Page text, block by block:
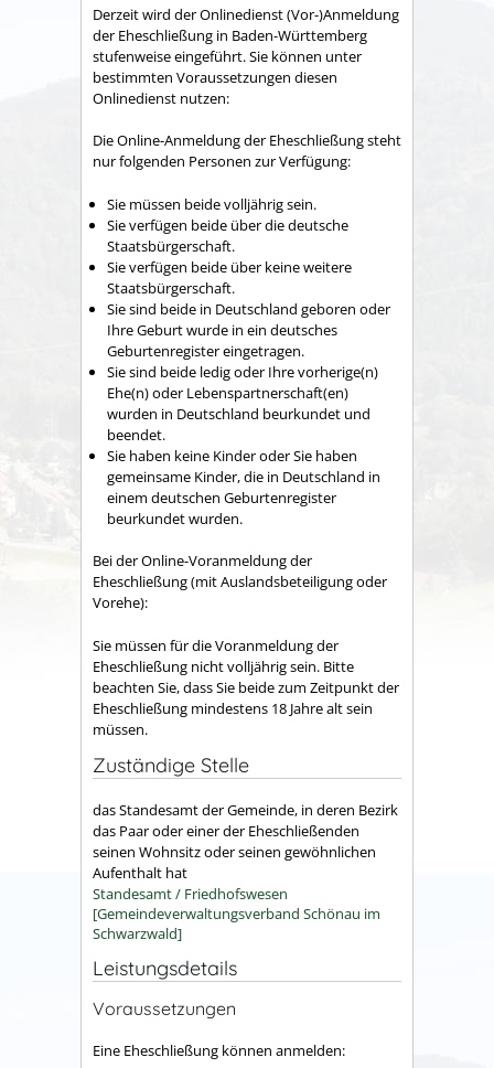
Derzeit wird der Onlinedienst (Vor-)Anmeldung
der Eheschließung in Baden-Württemberg
stufenweise eingeführt. Sie können unter
bestimmten Voraussetzungen diesen
Onlinedienst nutzen:
Die Online-Anmeldung der Eheschließung steht
nur folgenden Personen zur Verfügung:
Sie müssen beide volljährig sein.
Sie verfügen beide über die deutsche
Staatsbürgerschaft.
Sie verfügen beide über keine weitere
Staatsbürgerschaft.
Sie sind beide in Deutschland geboren oder
Ihre Geburt wurde in ein deutsches
Geburtenregister eingetragen.
Sie sind beide ledig oder Ihre vorherige(n)
Ehe(n) oder Lebenspartnerschaft(en)
wurden in Deutschland beurkundet und
beendet.
Sie haben keine Kinder oder Sie haben
gemeinsame Kinder, die in Deutschland in
einem deutschen Geburtenregister
beurkundet wurden.
Bei der Online-Voranmeldung der
Eheschließung (mit Auslandsbeteiligung oder
Vorehe):
Sie müssen für die Voranmeldung der
Eheschließung nicht volljährig sein. Bitte
beachten Sie, dass Sie beide zum Zeitpunkt der
Eheschließung mindestens 18 Jahre alt sein
müssen.
Zuständige Stelle
das Standesamt der Gemeinde, in deren Bezirk
das Paar oder einer der Eheschließenden
seinen Wohnsitz oder seinen gewöhnlichen
Aufenthalt hat
Standesamt / Friedhofswesen
[Gemeindeverwaltungsverband Schönau im
Schwarzwald]
Leistungsdetails
Voraussetzungen
Eine Eheschließung können anmelden: